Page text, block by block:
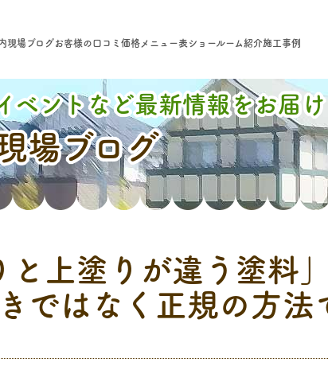
現場ブログお客様の口コミ 価格メニュー表 ショールーム紹介施工事例
ベントなど最新情報をお届け
場ブログ
上塗りが違う塗料
ではなく正規の方法